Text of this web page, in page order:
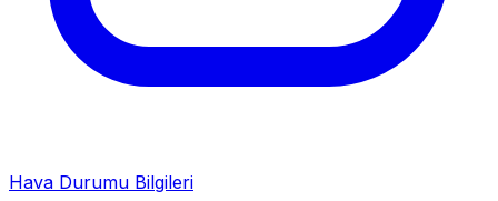
Hava Durumu Bilgileri